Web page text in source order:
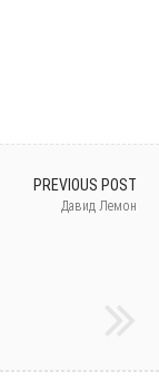
PREVIOUS POST
Давид Лемон